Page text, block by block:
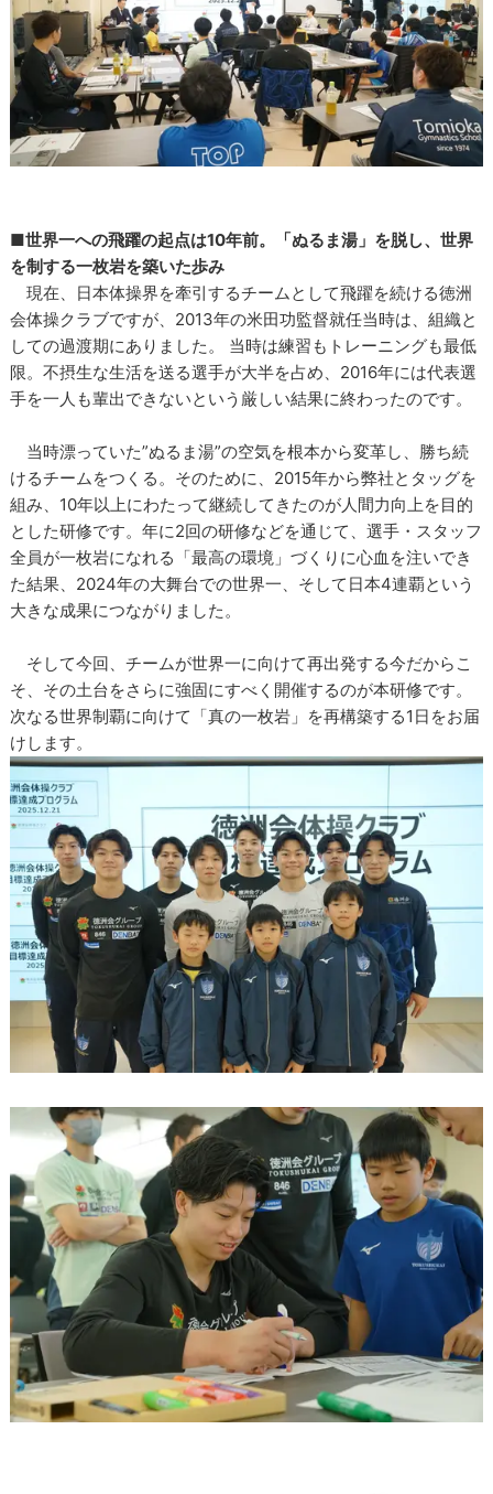
■世界一への飛躍の起点は10年前。「ぬるま湯」を脱し、世界
を制する一枚岩を築いた歩み
現在、日本体操界を牽引するチームとして飛躍を続ける徳洲
会体操クラブですが、2013年の米田功監督就任当時は、組織と
しての過渡期にありました。 当時は練習もトレーニングも最低
限。不摂生な生活を送る選手が大半を占め、2016年には代表選
手を一人も輩出できないという厳しい結果に終わったのです。
当時漂っていた”ぬるま湯”の空気を根本から変革し、勝ち続
けるチームをつくる。そのために、2015年から弊社とタッグを
組み、10年以上にわたって継続してきたのが人間力向上を目的
とした研修です。年に2回の研修などを通じて、選手・スタッフ
全員が一枚岩になれる「最高の環境」づくりに心血を注いでき
た結果、2024年の大舞台での世界一、そして日本4連覇という
大きな成果につながりました。
そして今回、チームが世界一に向けて再出発する今だからこ
そ、その土台をさらに強固にすべく開催するのが本研修です。
次なる世界制覇に向けて「真の一枚岩」を再構築する1日をお届
けします。